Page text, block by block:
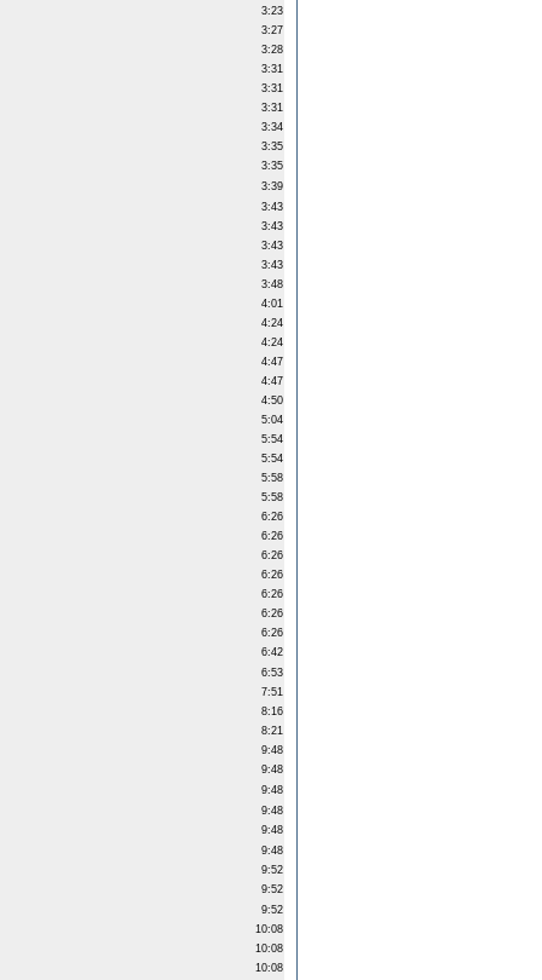
3:23
3:27
3:28
3:31
3:31
3:31
3:34
3:35
3:35
3:39
3:43
3:43
3:43
3:43
3:48
4:01
4:24
4:24
4:47
4:47
4:50
5:04
5:54
5:54
5:58
5:58
6:26
6:26
6:26
6:26
6:26
6:26
6:26
6:42
6:53
7:51
8:16
8:21
9:48
9:48
9:48
9:48
9:48
9:48
9:52
9:52
9:52
10:08
10:08
10:08